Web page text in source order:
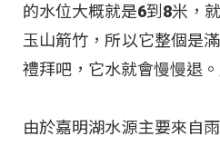
的水位大概就是6到8米，
玉山箭竹，所以它整個是
禮拜吧，它水就會慢慢退。
由於嘉明湖水源主要來自